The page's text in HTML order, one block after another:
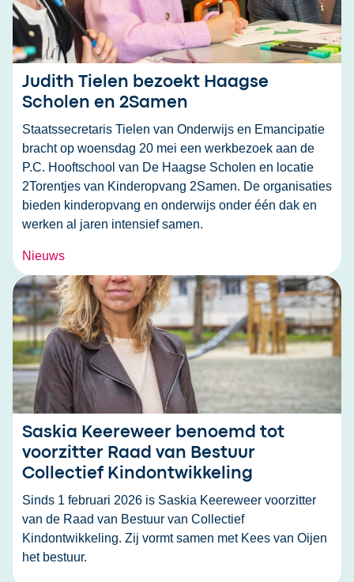
Judith Tielen bezoekt Haagse
Scholen en 2Samen
Staatssecretaris Tielen van Onderwijs en Emancipatie
bracht op woensdag 20 mei een werkbezoek aan de
P.C. Hooftschool van De Haagse Scholen en locatie
2Torentjes van Kinderopvang 2Samen. De organisaties
bieden kinderopvang en onderwijs onder één dak en
werken al jaren intensief samen.
Nieuws
Saskia Keereweer benoemd tot
voorzitter Raad van Bestuur
Collectief Kindontwikkeling
Sinds 1 februari 2026 is Saskia Keereweer voorzitter
van de Raad van Bestuur van Collectief
Kindontwikkeling. Zij vormt samen met Kees van Oijen
het bestuur.